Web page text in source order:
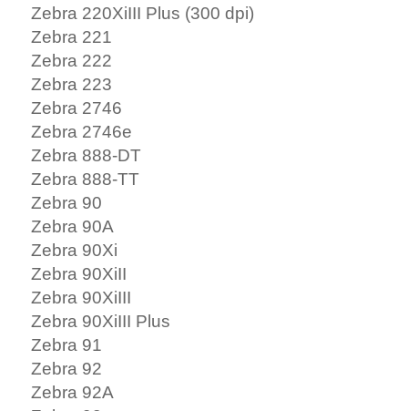
Zebra 220XiIII Plus (300 dpi)
Zebra 221
Zebra 222
Zebra 223
Zebra 2746
Zebra 2746e
Zebra 888-DT
Zebra 888-TT
Zebra 90
Zebra 90A
Zebra 90Xi
Zebra 90XiII
Zebra 90XiIII
Zebra 90XiIII Plus
Zebra 91
Zebra 92
Zebra 92A